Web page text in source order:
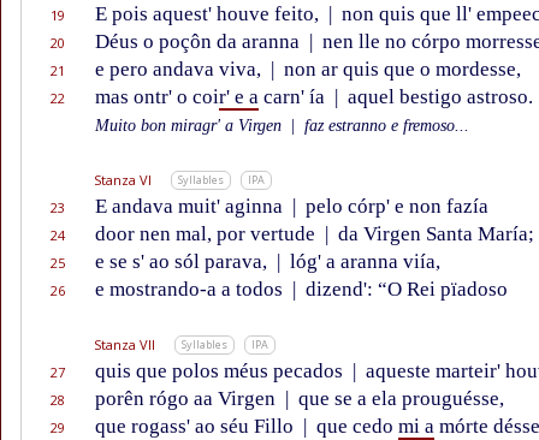
19 E pois aquest' houve feito, | non quis que ll'
20 Déus o poçôn da aranna | nen lle no córpo
21 e pero andava viva, | non ar quis que o mordesse,
22 mas ontr' o coir' e a carn' ía | aquel bestigo astroso.
Muito bon miragr' a Virgen faz estranno e fremoso...
Stanza VI Syllables IPA
23 E andava muit' aginna | pelo córp' e non fazía
24 door nen mal, por vertude | da Virgen Santa María;
25 e se s' ao sól parava, | lóg' a aranna viía,
26 e mostrando-a a todos | dizend': “O Rei pïadoso
Stanza VII Syllables IPA
27 quis que polos méus pecados | aqueste marteir'
28 porên rógo aa Virgen | que se a ela prouguésse,
29 que rogass' ao séu Fillo | que cedo mi a mórte désse